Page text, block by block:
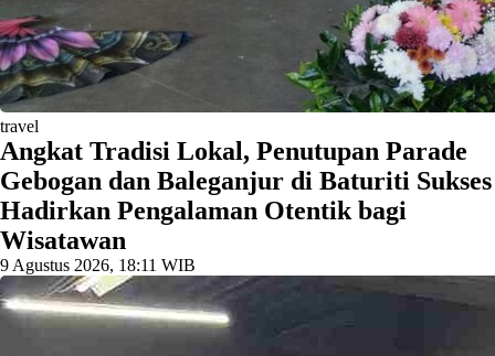
travel
Angkat Tradisi Lokal, Penutupan Parade
Gebogan dan Baleganjur di Baturiti Sukses
Hadirkan Pengalaman Otentik bagi
Wisatawan
9 Agustus 2026, 18:11 WIB